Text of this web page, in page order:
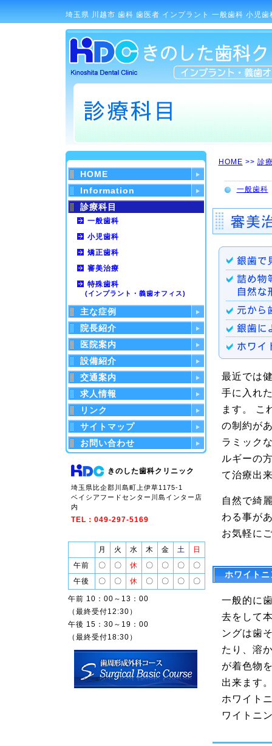
埼玉県 川越市 歯科 歯医者 インプラント 一般歯科 小児歯
HOME
Information
診療科目
一般歯科
小児歯科
矯正歯科
審美治療
特殊歯科
(インプラント・義歯オフィス)
主な症例
院長紹介
医院案内
設備紹介
交通案内
求人情報
リンク
サイトマップ
お問い合わせ
きのした歯科クリニック
埼玉県比企郡川島町上伊草1175-1
ベイシアフードセンター川島インター店
内
TEL：049-297-5169
月 火 水 木 金 土
日
午前
〇 〇 休 〇 〇 〇
〇
午後
〇 〇 休 〇 〇 〇 〇
午前 10：00～13：00
（最終受付12:30）
午後 15：30～19：00
（最終受付18:30）
HOME >> 診
一般歯科
最近では
手に入れ
ます。 こ
の制約が
ラミック
ルギーの
て治療出
自然で綺
わる事が
お気軽に
ホワイト
一般的に
去をして
ングは歯
たり、溶
が着色物
出来ます
ホワイト
ワイトニ